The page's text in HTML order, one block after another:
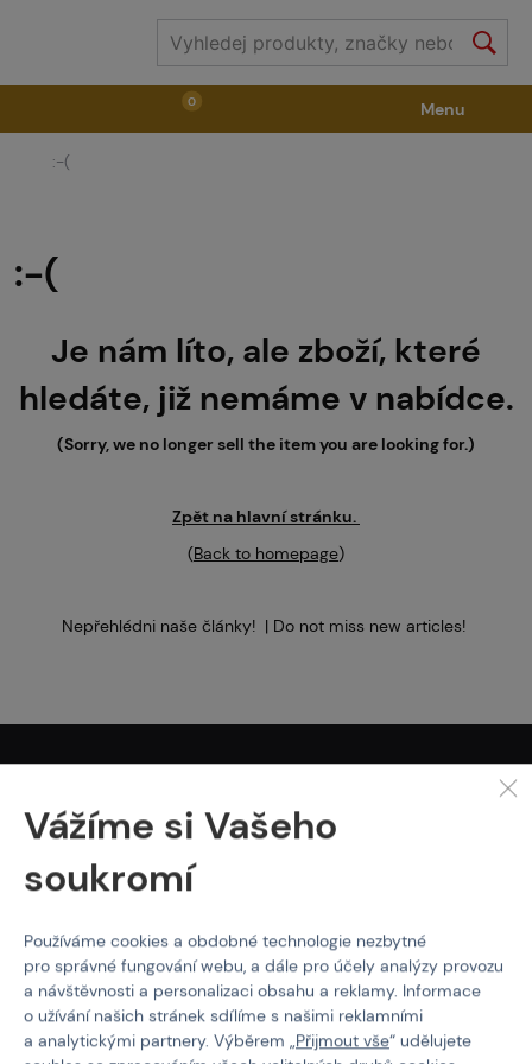
0
Zbraně
Střelivo
Díly pro značkovače / Hřiště Oblečení / Obuv
II. Jakost
Menu
:-(
:-(
Je nám líto, ale zboží, které
hledáte, již nemáme v nabídce.
(Sorry, we no longer sell the item you are looking for.)
Zpět na hlavní stránku.
(Back to homepage)
Nepřehlédni naše články! | Do not miss new articles!
Actionshop.cz
Black Friday
3x Showroom v ČR
Ověřené značky
O NÁKUPU
Platba
Vážíme si Vašeho
soukromí
Používáme cookies a obdobné technologie nezbytné
pro správné fungování webu, a dále pro účely analýzy provozu
a návštěvnosti a personalizaci obsahu a reklamy. Informace
o užívání našich stránek sdílíme s našimi reklamními
a analytickými partnery. Výběrem „Přijmout vše“ udělujete